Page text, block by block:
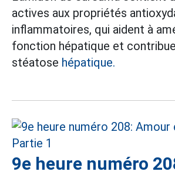
actives aux propriétés
inflammatoires, qui aident à
fonction hépatique et
stéatose hépatique.
9e heure numéro